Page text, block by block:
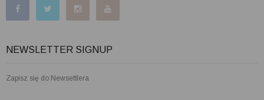
NEWSLETTER SIGNUP
Zapisz się do Newsettlera